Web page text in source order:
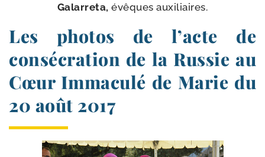
Galarreta, évêques auxiliaires.
Les photos de l’acte de
consécration de la Russie au
Cœur Immaculé de Marie du
20 août 2017